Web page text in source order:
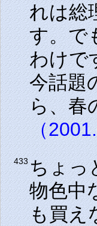
れは総
す。で
わけで
今話題
ら、春
（
433ちょっ
物色中
も買え